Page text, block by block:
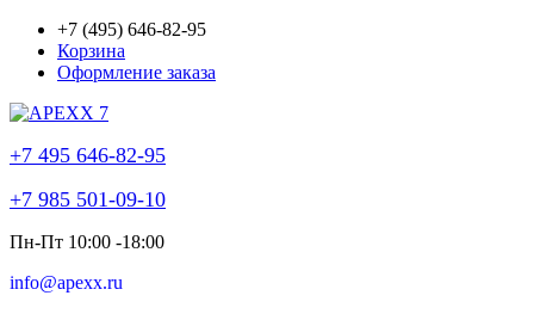
+7 (495) 646-82-95
Корзина
Оформление заказа
+7 495 646-82-95
+7 985 501-09-10
Пн-Пт 10:00 -18:00
info@apexx.ru